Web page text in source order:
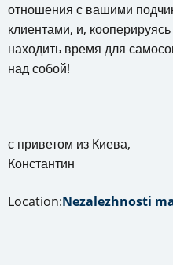
отношения с вашими
клиентами, и,
находить время для
над собой!
с приветом из Киева,
Константин
Location:Nezalezhnosti